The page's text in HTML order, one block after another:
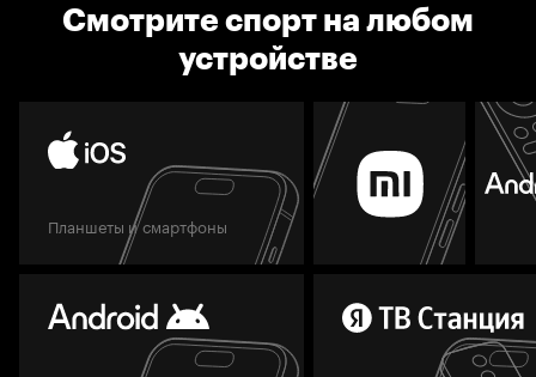
Смотрите спорт на любом
устройстве
Планшеты и смартфоны